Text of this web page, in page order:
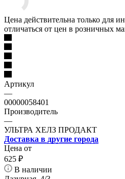
Цена действительна только для
отличаться от цен в розничных
Артикул
—
00000058401
Производитель
—
УЛЬТРА ХЕЛЗ ПРОДАКТ
Доставка в другие города
Цена от
625 ₽
В наличии